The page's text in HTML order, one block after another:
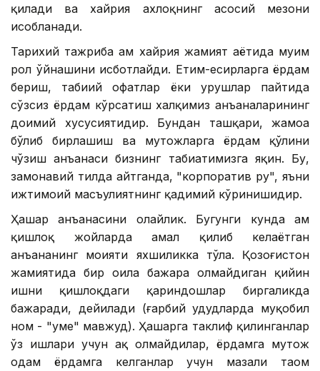
қилади ва хайрия ахлоқнинг асосий мезони
ҳисобланади.
Тарихий тажриба ҳам хайрия жамият ҳаётида муҳим
рол ўйнашини исботлайди. Етим-есирларга ёрдам
бериш, табиий офатлар ёки урушлар пайтида
сўзсиз ёрдам кўрсатиш халқимиз анъаналарининг
доимий хусусиятидир. Бундан ташқари, жамоа
бўлиб бирлашиш ва муҳтожларга ёрдам қўлини
чўзиш анъанаси бизнинг табиатимизга яқин. Бу,
замонавий тилда айтганда, "корпоратив руҳ", яъни
ижтимоий масъулиятнинг қадимий кўринишидир.
Ҳашар анъанасини олайлик. Бугунги кунда ҳам
қишлоқ жойларда амал қилиб келаётган
анъананинг моҳияти яхшиликка тўла. Қозоғистон
жамиятида бир оила бажара олмайдиган қийин
ишни қишлоқдаги қариндошлар биргаликда
бажаради, дейилади (ғарбий ҳудудларда муқобил
ном - "уме" мавжуд). Ҳашарга таклиф қилинганлар
ўз ишлари учун ҳақ олмайдилар, ёрдамга муҳтож
одам ёрдамга келганлар учун мазали таом